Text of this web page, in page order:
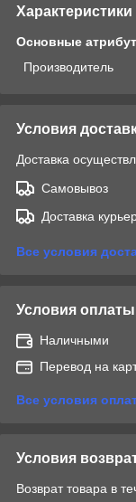
Характеристики
Основные
Производитель
Условия
Доставка
Самовывоз
Доставка
Все условия
Условия оплаты
Наличными
Перевод на
Все условия
Условия
Возврат товара в